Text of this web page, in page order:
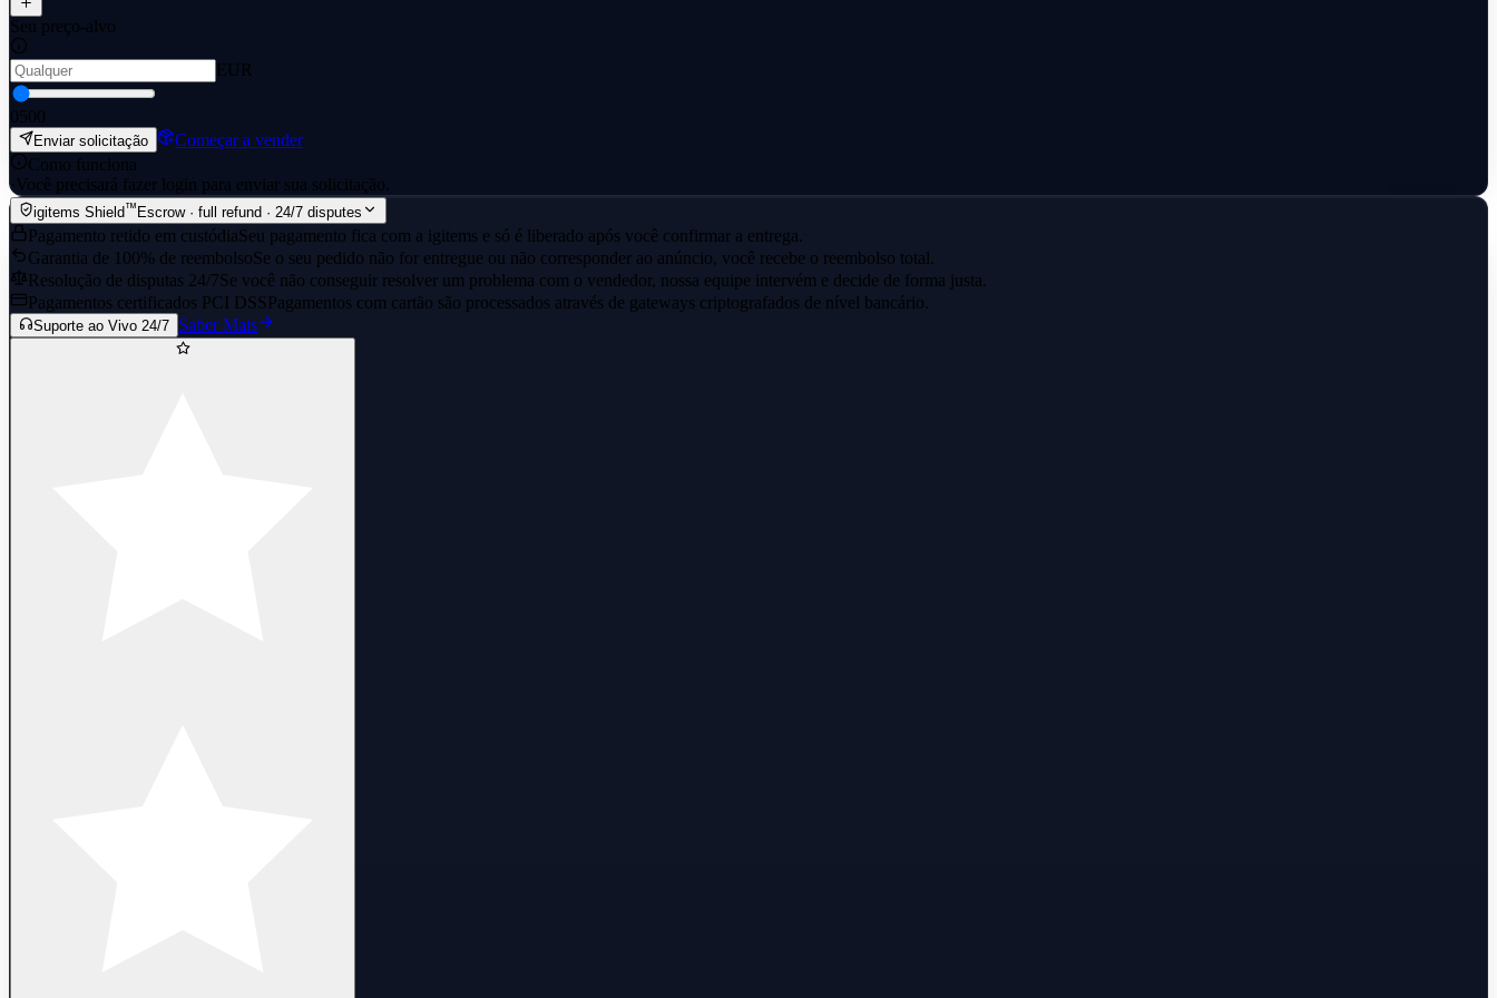
Seu preço-alvo
EUR
0500
Enviar solicitação
Começar a vender
Como funciona
·Você precisará fazer login para enviar sua solicitação.
igitems Shield™ Escrow · full refund · 24/7 disputes
Pagamento retido em custódiaSeu pagamento fica com a igitems e só é liberado após você confirmar a entrega.
Garantia de 100% de reembolsoSe o seu pedido não for entregue ou não corresponder ao anúncio, você recebe o reembolso total.
Resolução de disputas 24/7Se você não conseguir resolver um problema com o vendedor, nossa equipe intervém e decide de forma justa.
Pagamentos certificados PCI DSSPagamentos com cartão são processados através de gateways criptografados de nível bancário.
Suporte ao Vivo 24/7 Saber Mais